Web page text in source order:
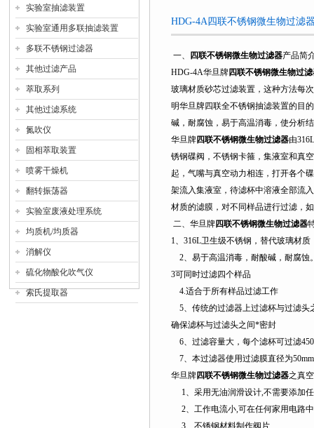
实验室抽滤装置
实验室通用多联抽滤装置
多联不锈钢过滤器
其他过滤产品
萃取系列
其他过滤系统
氮吹仪
固相萃取装置
喷雾干燥机
翻转振荡器
实验室废液处理系统
均质机/均质器
消解仪
硫化物酸化吹气仪
索氏提取器
HDG-4A四联不锈钢微生物过滤
一、 四联不锈钢微生物过滤器产品简
HDG-4A华旦牌四联不锈钢微生物过
玻璃材质砂芯过滤装置，这种方法每
明华旦牌四联全不锈钢抽滤装置的目
碱，耐腐蚀，易于高温消毒，使分析
华旦牌四联不锈钢微生物过滤器由
锈钢碟阀，不锈钢卡箍，集液室和真
起，气嘴与真空动力相连，打开各个
架流入集液室，待滤杯中溶液全部流
材质的滤膜，对不同样品进行过滤，
二、华旦牌四联不锈钢微生物过滤器
1、316L卫生级不锈钢，替代玻璃材
2、易于高温消毒，耐酸碱，耐腐蚀
3可同时过滤四个样品
4.适合于所有样品过滤工作
5、传统的过滤器上过滤杯与过滤头
确保滤杯与过滤头之间*密封
6、过滤容量大，每个滤杯可过滤
7、本过滤器使用过滤膜直径为
华旦牌四联不锈钢微生物过滤器之真
1、采用无油润滑设计,不需要添加
2、工作电流小,可在任何家用电路
3、不锈钢材料制作阀片